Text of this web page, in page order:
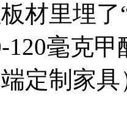
板材里
毫克甲
端定制家